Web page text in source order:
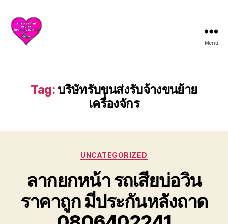
ศรีราชา
บริการ
เสีย
Menu
Tag: บริษัทรับขนส่งรับจ้างขนย้าย
เครื่องจักร
Categories
UNCATEGORIZED
ลากยกหน้า รถเสียบ่อวิน
ราคาถูก มีประกันหลังถาด